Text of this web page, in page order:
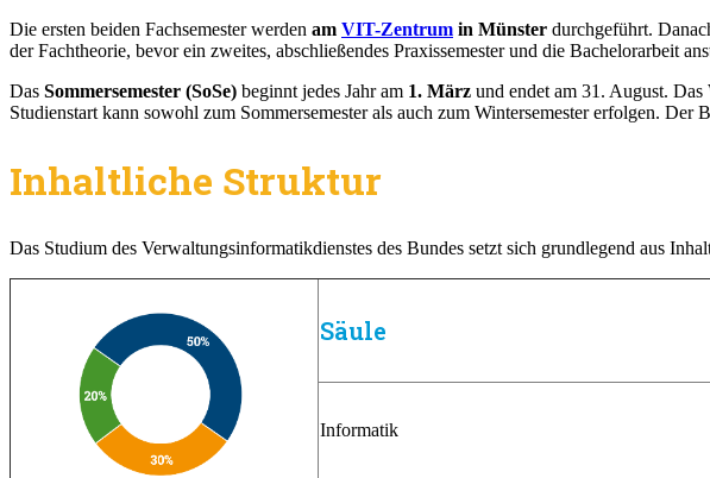
Die ersten beiden Fachsemester werden am VIT-Zentrum in Münster durchgeführt.
der Fachtheorie, bevor ein zweites, abschließendes Praxissemester und die Bachelorarbeit
Das Sommersemester (SoSe) beginnt jedes Jahr am 1. März und endet am 31. August. Das
Studienstart kann sowohl zum Sommersemester als auch zum Wintersemester erfolgen.
Inhaltliche Struktur
Das Studium des Verwaltungsinformatikdienstes des Bundes setzt sich grundlegend aus
Säule
Informatik